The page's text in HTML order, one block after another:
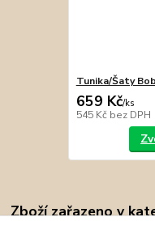
Tunika/Šaty
659 Kč/ks
545 Kč bez DPH
Zboží zařazeno v